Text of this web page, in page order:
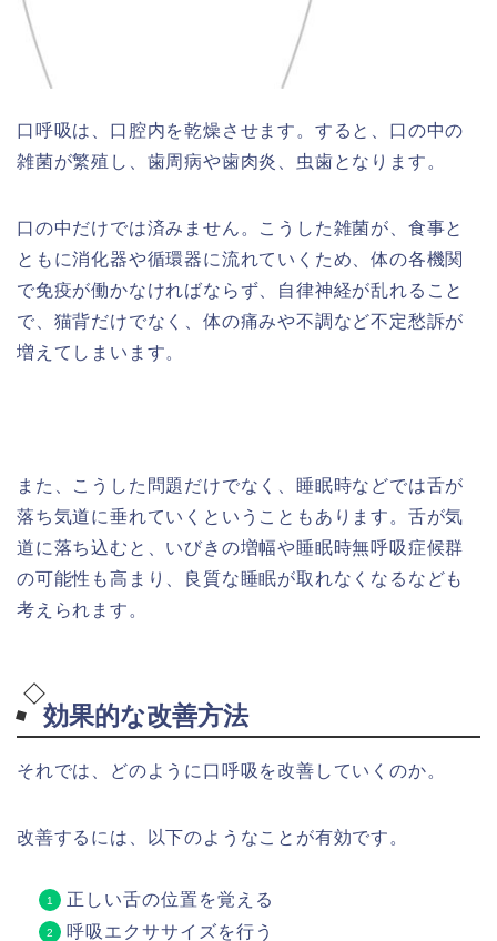
口呼吸は、口腔内を乾燥させます。すると、口の中の
雑菌が繁殖し、歯周病や歯肉炎、虫歯となります。
口の中だけでは済みません。こうした雑菌が、食事と
ともに消化器や循環器に流れていくため、体の各機関
で免疫が働かなければならず、自律神経が乱れること
で、猫背だけでなく、体の痛みや不調など不定愁訴が
増えてしまいます。
また、こうした問題だけでなく、睡眠時などでは舌が
落ち気道に垂れていくということもあります。舌が気
道に落ち込むと、いびきの増幅や睡眠時無呼吸症候群
の可能性も高まり、良質な睡眠が取れなくなるなども
考えられます。
効果的な改善方法
それでは、どのように口呼吸を改善していくのか。
改善するには、以下のようなことが有効です。
正しい舌の位置を覚える
呼吸エクササイズを行う